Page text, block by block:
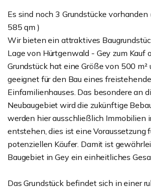
Es sind noch 3 Grundstücke vorhanden
585 qm )
Wir bieten ein attraktives
Lage von Hürtgenwald - Gey zum Kauf
Grundstück hat eine Größe von 500
geeignet für den Bau eines
Einfamilienhauses. Das besondere an
Neubaugebiet wird die zukünftige
werden hier ausschließlich Immobilien
entstehen, dies ist eine Voraussetzung
potenziellen Käufer. Damit ist
Baugebiet in Gey ein einheitliches
Das Grundstück befindet sich in einer